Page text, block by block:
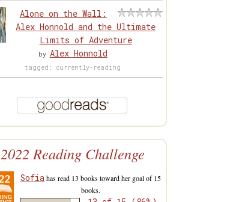
Alone on the Wall:
Alex Honnold and the Ultimate
Limits of Adventure
by Alex Honnold
tagged: currently-reading
2022 Reading Challenge
Sofiahas read 13 books toward her goal of 15
books.